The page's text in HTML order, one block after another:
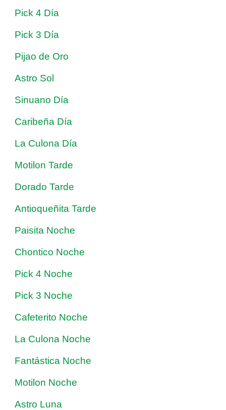
Pick 4 Día
Pick 3 Día
Pijao de Oro
Astro Sol
Sinuano Día
Caribeña Día
La Culona Día
Motilon Tarde
Dorado Tarde
Antioqueñita Tarde
Paisita Noche
Chontico Noche
Pick 4 Noche
Pick 3 Noche
Cafeterito Noche
La Culona Noche
Fantástica Noche
Motilon Noche
Astro Luna